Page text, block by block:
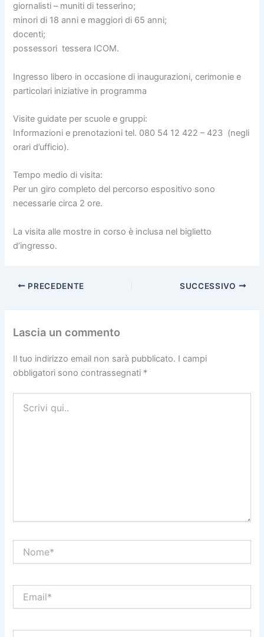
giornalisti – muniti di tesserino;
minori di 18 anni e maggiori di 65 anni;
docenti;
possessori tessera ICOM.
Ingresso libero in occasione di inaugurazioni, cerimonie e
particolari iniziative in programma
Visite guidate per scuole e gruppi:
Informazioni e prenotazioni tel. 080 54 12 422 – 423 (negli
orari d’ufficio).
Tempo medio di visita:
Per un giro completo del percorso espositivo sono
necessarie circa 2 ore.
La visita alle mostre in corso è inclusa nel biglietto
d’ingresso.
PRECEDENTE SUCCESSIVO
Lascia un commento
Il tuo indirizzo email non sarà pubblicato. I campi
obbligatori sono contrassegnati *
qui..